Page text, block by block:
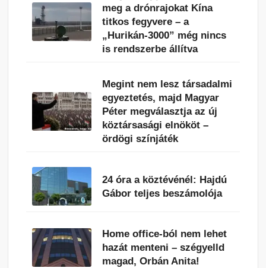
meg a drónrajokat Kína
titkos fegyvere – a
„Hurikán-3000” még nincs
is rendszerbe állítva
Megint nem lesz társadalmi
egyeztetés, majd Magyar
Péter megválasztja az új
köztársasági elnököt –
ördögi színjáték
24 óra a köztévénél: Hajdú
Gábor teljes beszámolója
Home office-ból nem lehet
hazát menteni – szégyelld
magad, Orbán Anita!